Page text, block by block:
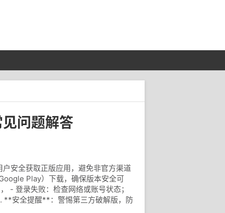
问题解答
安全获取正版应用，避免非官方渠道
Play）下载，确保版本安全可
登录失败：检查网络或账号状态；
**安全提醒**：警惕第三方破解版，防